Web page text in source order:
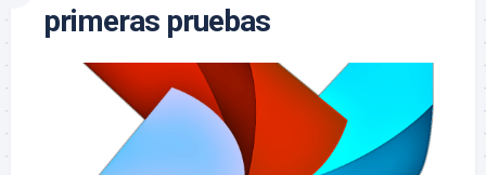
primeras pruebas